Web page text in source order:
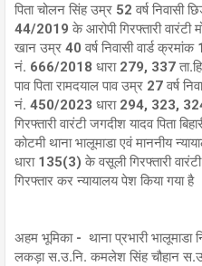
पिता चोलन सिंह उम्र 52 वर्ष निवासी
44/2019 के आरोपी गिरफ्तारी वारंटी
खान उम्र 40 वर्ष निवासी वार्ड
नं. 666/2018 धारा 279, 337 ता.हि.
पाव पिता रामदयाल पाव उम्र 27 वर्ष
नं. 450/2023 धारा 294, 323,
गिरफ्तारी वारंटी जगदीश यादव पिता
कोटमी थाना भालूमाडा एवं माननीय
धारा 135(3) के वसूली गिरफ्तारी
गिरफ्तार कर न्यायालय पेश किया गया है
अहम भूमिका - थाना प्रभारी
लकड़ा स.उ.नि. कमलेश सिंह चौहान